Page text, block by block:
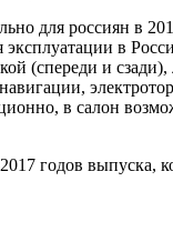
для россиян в
эксплуатации в
(спереди и
в салон
годов выпуска,